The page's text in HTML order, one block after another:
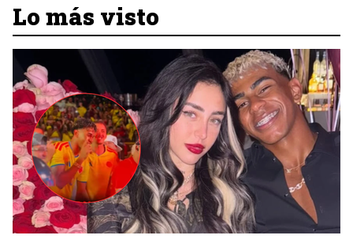
Lo más visto